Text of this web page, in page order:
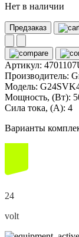
Нет в наличии
Предзаказ
Артикул:
Производитель:
Модель:
Мощность, (Вт):
Сила тока, (А): 4
Варианты
24
volt